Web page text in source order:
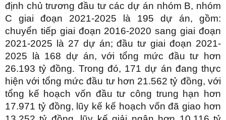
định chủ trương đầu tư các dự án nhóm B, nhóm
C giai đoạn 2021-2025 là 195 dự án, gồm:
chuyển tiếp giai đoạn 2016-2020 sang giai đoạn
2021-2025 là 27 dự án; đầu tư giai đoạn 2021-
2025 là 168 dự án, với tổng mức đầu tư hơn
26.193 tỷ đồng. Trong đó, 171 dự án đang thực
hiện với tổng mức đầu tư hơn 21.562 tỷ đồng, với
tổng kế hoạch vốn đầu tư công trung hạn hơn
17.971 tỷ đồng, lũy kế kế hoạch vốn đã giao hơn